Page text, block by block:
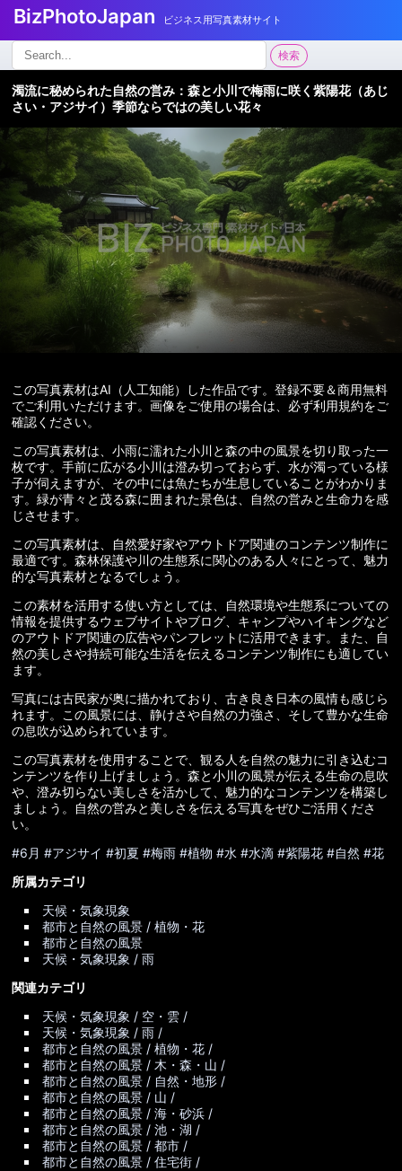
BizPhotoJapan ビジネス用写真素材サイト
検
索:
検索
濁流に秘められた自然の営み：森と小川で梅雨に咲く紫陽花（あじ
さい・アジサイ）季節ならではの美しい花々
この写真素材はAI（人工知能）した作品です。登録不要＆商用無料
でご利用いただけます。画像をご使用の場合は、必ず利用規約をご
確認ください。
この写真素材は、小雨に濡れた小川と森の中の風景を切り取った一
枚です。手前に広がる小川は澄み切っておらず、水が濁っている様
子が伺えますが、その中には魚たちが生息していることがわかりま
す。緑が青々と茂る森に囲まれた景色は、自然の営みと生命力を感
じさせます。
この写真素材は、自然愛好家やアウトドア関連のコンテンツ制作に
最適です。森林保護や川の生態系に関心のある人々にとって、魅力
的な写真素材となるでしょう。
この素材を活用する使い方としては、自然環境や生態系についての
情報を提供するウェブサイトやブログ、キャンプやハイキングなど
のアウトドア関連の広告やパンフレットに活用できます。また、自
然の美しさや持続可能な生活を伝えるコンテンツ制作にも適してい
ます。
写真には古民家が奥に描かれており、古き良き日本の風情も感じら
れます。この風景には、静けさや自然の力強さ、そして豊かな生命
の息吹が込められています。
この写真素材を使用することで、観る人を自然の魅力に引き込むコ
ンテンツを作り上げましょう。森と小川の風景が伝える生命の息吹
や、澄み切らない美しさを活かして、魅力的なコンテンツを構築し
ましょう。自然の営みと美しさを伝える写真をぜひご活用くださ
い。
#6月 #アジサイ #初夏 #梅雨 #植物 #水 #水滴 #紫陽花 #自然 #花
所属カテゴリ
天候・気象現象
都市と自然の風景 / 植物・花
都市と自然の風景
天候・気象現象 / 雨
関連カテゴリ
天候・気象現象 / 空・雲 /
天候・気象現象 / 雨 /
都市と自然の風景 / 植物・花 /
都市と自然の風景 / 木・森・山 /
都市と自然の風景 / 自然・地形 /
都市と自然の風景 / 山 /
都市と自然の風景 / 海・砂浜 /
都市と自然の風景 / 池・湖 /
都市と自然の風景 / 都市 /
都市と自然の風景 / 住宅街 /